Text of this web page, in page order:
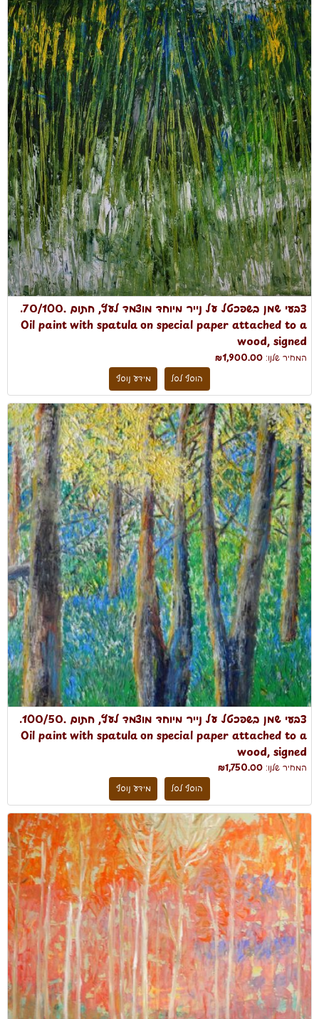
צבעי שמן בשפכטל על נייר מיוחד מוצמד לעץ, חתום .70/100.
Oil paint with spatula on special paper attached to a
wood, signed
המחיר שלנו: ₪1,900.00
הוסף לסל
מידע נוסף
צבעי שמן בשפכטל על נייר מיוחד מוצמד לעץ, חתום .100/50.
Oil paint with spatula on special paper attached to a
wood, signed
המחיר שלנו: ₪1,750.00
הוסף לסל
מידע נוסף